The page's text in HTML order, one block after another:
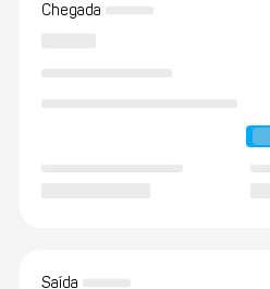
Chegada
Saída